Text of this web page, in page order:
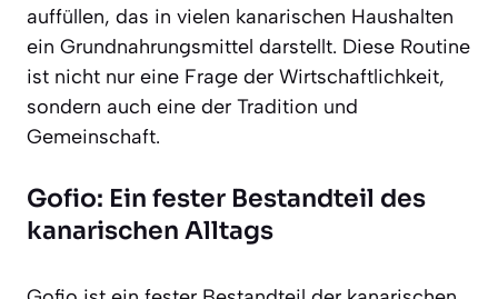
auffüllen, das in vielen kanarischen Haushalten
ein Grundnahrungsmittel darstellt. Diese Routine
ist nicht nur eine Frage der Wirtschaftlichkeit,
sondern auch eine der Tradition und
Gemeinschaft.
Gofio: Ein fester Bestandteil des
kanarischen Alltags